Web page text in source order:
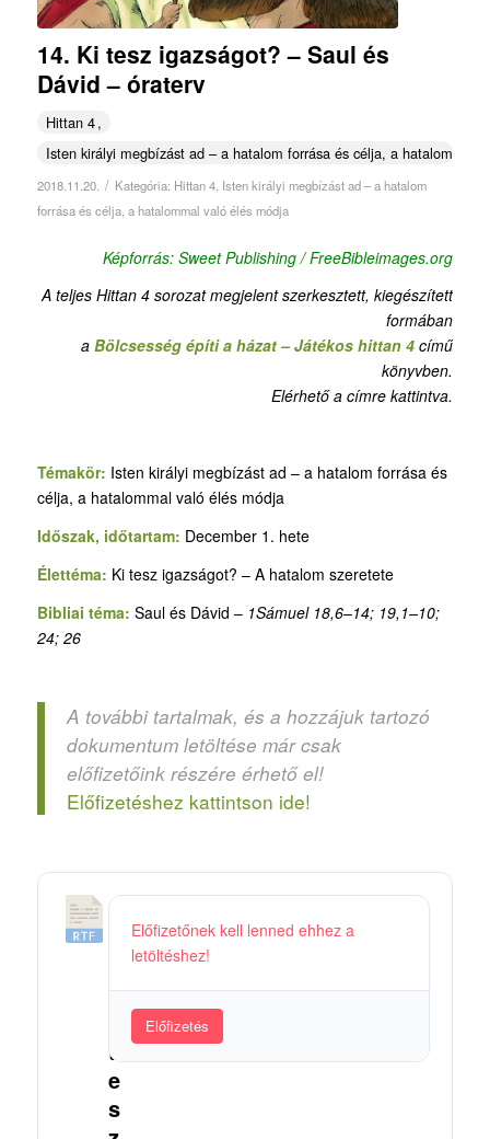
14. Ki tesz igazságot? – Saul és
Dávid – óraterv
Hittan 4
Isten királyi megbízást ad – a hatalom forrása és célja, a hatalommal
2018.11.20. / Kategória: Hittan 4, Isten királyi megbízást ad – a hatalom
forrása és célja, a hatalommal való élés módja
Képforrás: Sweet Publishing / FreeBibleimages.org
A teljes Hittan 4 sorozat megjelent szerkesztett, kiegészített
formában
aBölcsesség építi a házat – Játékos hittan 4 című
könyvben.
Elérhető a címre kattintva.
Témakör: Isten királyi megbízást ad – a hatalom forrása és
célja, a hatalommal való élés módja
Időszak, időtartam: December 1. hete
Élettéma: Ki tesz igazságot? – A hatalom szeretete
Bibliai téma: Saul és Dávid – 1Sámuel 18,6–14; 19,1–10;
24; 26
A további tartalmak, és a hozzájuk tartozó
dokumentum letöltése már csak
előfizetőink részére érhető el!
Előfizetéshez kattintson ide!
1
K
t
e
s
Előfizetőnek kell lenned ehhez a
letöltéshez!
Előfizetés